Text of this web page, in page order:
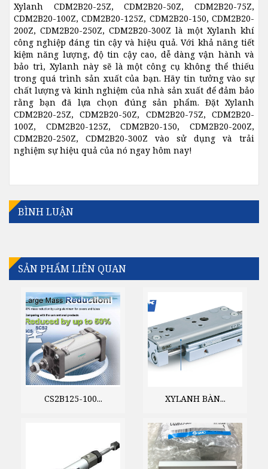
Xylanh CDM2B20-25Z, CDM2B20-50Z, CDM2B20-75Z,
CDM2B20-100Z, CDM2B20-125Z, CDM2B20-150, CDM2B20-
200Z, CDM2B20-250Z, CDM2B20-300Z là một Xylanh khí
công nghiệp đáng tin cậy và hiệu quả. Với khả năng tiết
kiệm năng lượng, độ tin cậy cao, dễ dàng vận hành và
bảo trì, Xylanh này sẽ là một công cụ không thể thiếu
trong quá trình sản xuất của bạn. Hãy tin tưởng vào sự
chất lượng và kinh nghiệm của nhà sản xuất để đảm bảo
rằng bạn đã lựa chọn đúng sản phẩm. Đặt Xylanh
CDM2B20-25Z, CDM2B20-50Z, CDM2B20-75Z, CDM2B20-
100Z, CDM2B20-125Z, CDM2B20-150, CDM2B20-200Z,
CDM2B20-250Z, CDM2B20-300Z vào sử dụng và trải
nghiệm sự hiệu quả của nó ngay hôm nay!
BÌNH LUẬN
SẢN PHẨM LIÊN QUAN
CS2B125-100... XYLANH BÀN...